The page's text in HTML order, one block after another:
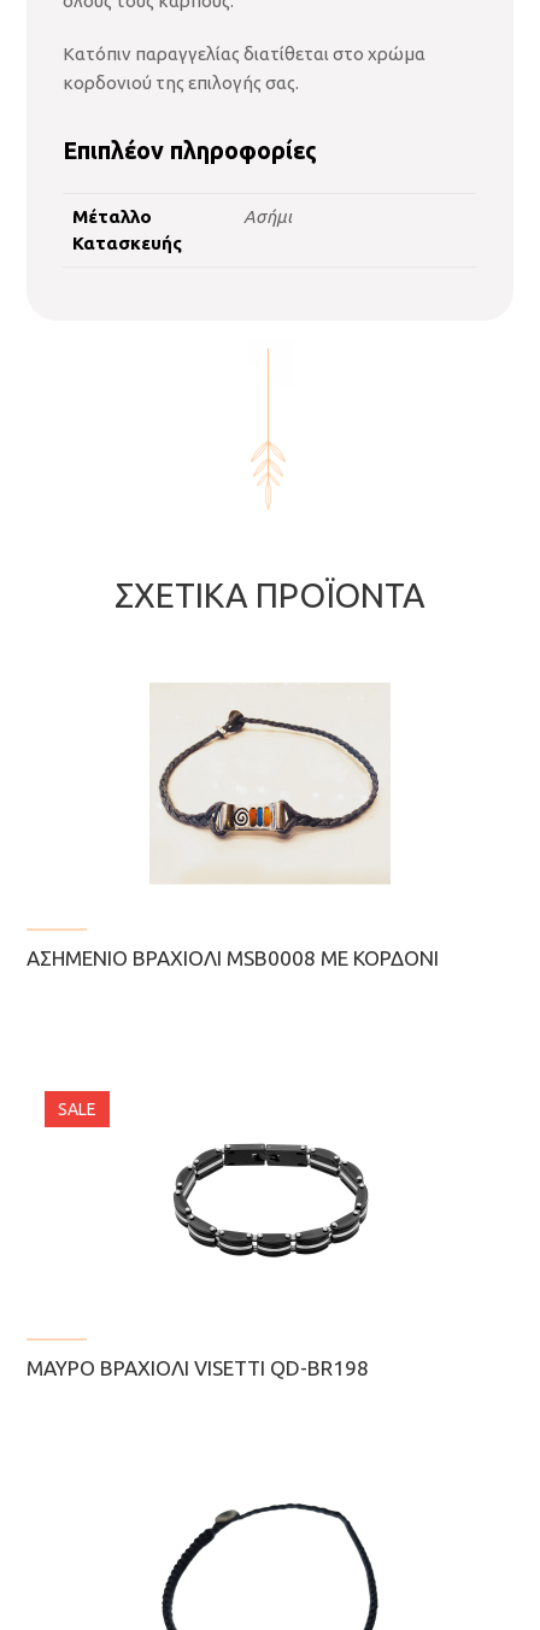
Κατόπιν παραγγελίας διατίθεται στο χρώμα
κορδονιού της επιλογής σας.
Επιπλέον πληροφορίες
Μέταλλο
Κατασκευής
Ασήμι
ΣΧΕΤΙΚΆ ΠΡΟΪΌΝΤΑ
ΑΣΗΜΈΝΙΟ ΒΡΑΧΙΌΛΙ MSB0008 ΜΕ ΚΟΡΔΌΝΙ
SALE
ΜΑΎΡΟ ΒΡΑΧΙΌΛΙ VISETTI QD-BR198